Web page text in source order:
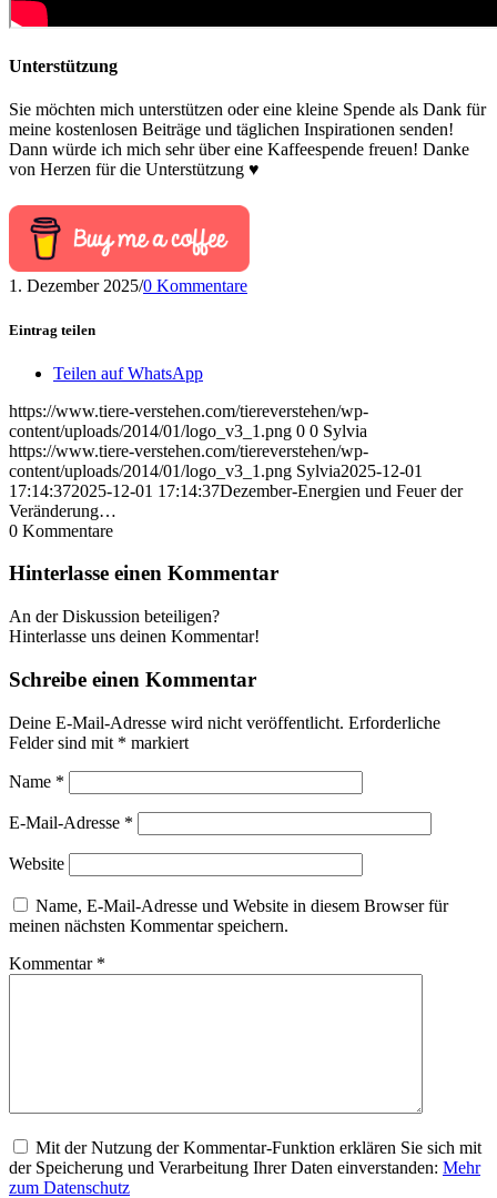
Unterstützung
Sie möchten mich unterstützen oder eine kleine Spende als Dank für
meine kostenlosen Beiträge und täglichen Inspirationen senden!
Dann würde ich mich sehr über eine Kaffeespende freuen! Danke
von Herzen für die Unterstützung ♥
1. Dezember 2025/0 Kommentare
Eintrag teilen
Teilen auf WhatsApp
https://www.tiere-verstehen.com/tiereverstehen/wp-
content/uploads/2014/01/logo_v3_1.png 0 0 Sylvia
https://www.tiere-verstehen.com/tiereverstehen/wp-
content/uploads/2014/01/logo_v3_1.png Sylvia2025-12-01
17:14:372025-12-01 17:14:37Dezember-Energien und Feuer der
Veränderung…
0 Kommentare
Hinterlasse einen Kommentar
An der Diskussion beteiligen?
Hinterlasse uns deinen Kommentar!
Schreibe einen Kommentar
Deine E-Mail-Adresse wird nicht veröffentlicht. Erforderliche
Felder sind mit * markiert
Name *
E-Mail-Adresse *
Website
Name, E-Mail-Adresse und Website in diesem Browser für
meinen nächsten Kommentar speichern.
Kommentar *
Mit der Nutzung der Kommentar-Funktion erklären Sie sich mit
der Speicherung und Verarbeitung Ihrer Daten einverstanden: Mehr
zum Datenschutz